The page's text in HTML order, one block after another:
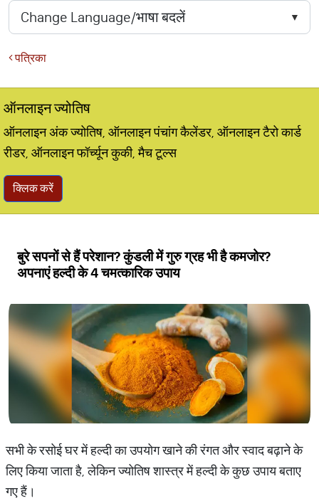
पत्रिका
ऑनलाइन ज्योतिष
ऑनलाइन अंक ज्योतिष, ऑनलाइन पंचांग कैलेंडर, ऑनलाइन टैरो कार्ड
रीडर, ऑनलाइन फॉर्च्यून कुकी, मैच टूल्स
क्लिक करें
बुरे सपनों से हैं परेशान? कुंडली में गुरु ग्रह भी है कमजोर?
अपनाएं हल्दी के 4 चमत्कारिक उपाय
सभी के रसोई घर में हल्दी का उपयोग खाने की रंगत और स्वाद बढ़ाने के
लिए किया जाता है, लेकिन ज्योतिष शास्त्र में हल्दी के कुछ उपाय बताए
गए हैं।